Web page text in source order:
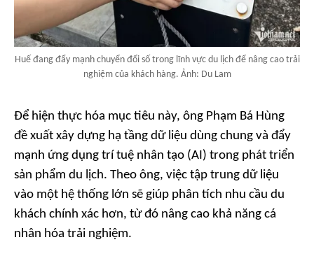
Huế đang đẩy mạnh chuyển đổi số trong lĩnh vực du lịch để nâng cao trải
nghiệm của khách hàng. Ảnh: Du Lam
Để hiện thực hóa mục tiêu này, ông Phạm Bá Hùng
đề xuất xây dựng hạ tầng dữ liệu dùng chung và đẩy
mạnh ứng dụng trí tuệ nhân tạo (AI) trong phát triển
sản phẩm du lịch. Theo ông, việc tập trung dữ liệu
vào một hệ thống lớn sẽ giúp phân tích nhu cầu du
khách chính xác hơn, từ đó nâng cao khả năng cá
nhân hóa trải nghiệm.